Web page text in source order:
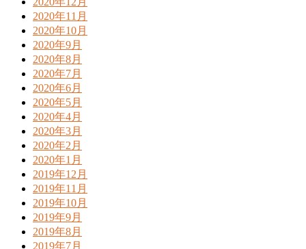
2020年11月
2020年10月
2020年9月
2020年8月
2020年7月
2020年6月
2020年5月
2020年4月
2020年3月
2020年2月
2020年1月
2019年12月
2019年11月
2019年10月
2019年9月
2019年8月
2019年7月